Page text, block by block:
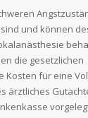
und können
die gesetzlichen
Kosten für eine
ärztliches